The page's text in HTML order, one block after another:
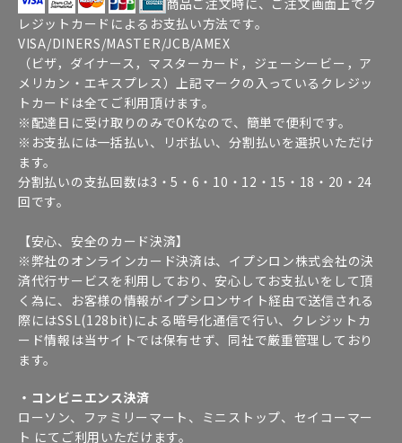
商品ご注文時に、ご注文画面上でク
レジットカードによるお支払い方法です。
VISA/DINERS/MASTER/JCB/AMEX
（ビザ，ダイナース，マスターカード，ジェーシービー，ア
メリカン・エキスプレス）上記マークの入っているクレジッ
トカードは全てご利用頂けます。
※配達日に受け取りのみでOKなので、簡単で便利です。
※お支払には一括払い、リボ払い、分割払いを選択いただけ
ます。
分割払いの支払回数は3・5・6・10・12・15・18・20・24
回です。
【安心、安全のカード決済】
※弊社のオンラインカード決済は、イプシロン株式会社の決
済代行サービスを利用しており、安心してお支払いをして頂
く為に、お客様の情報がイプシロンサイト経由で送信される
際にはSSL(128bit)による暗号化通信で行い、クレジットカ
ード情報は当サイトでは保有せず、同社で厳重管理しており
ます。
・コンビニエンス決済
ローソン、ファミリーマート、ミニストップ、セイコーマー
ト にてご利用いただけます。